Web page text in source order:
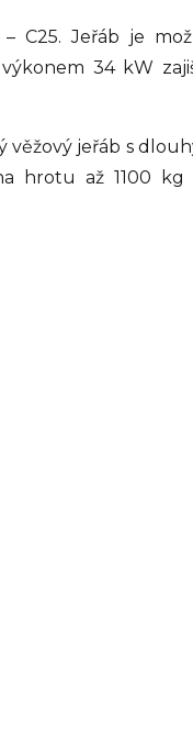
C25. Jeřáb je
výkonem 34 kW
jeřáb s
hrotu až 1100